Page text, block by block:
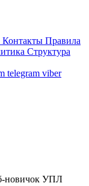
Контакты Правила
Структура
telegram viber
новичок УПЛ